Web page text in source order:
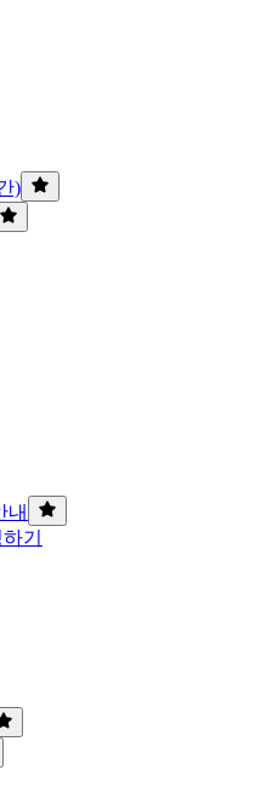
)
내
기